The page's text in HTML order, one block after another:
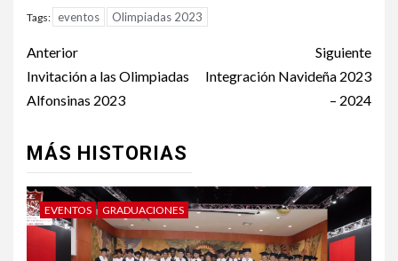
Tags: eventos Olimpiadas 2023
Post
navigation
Anterior
Invitación a las Olimpiadas
Alfonsinas 2023
Siguiente
Integración Navideña 2023
– 2024
MÁS HISTORIAS
EVENTOS GRADUACIONES